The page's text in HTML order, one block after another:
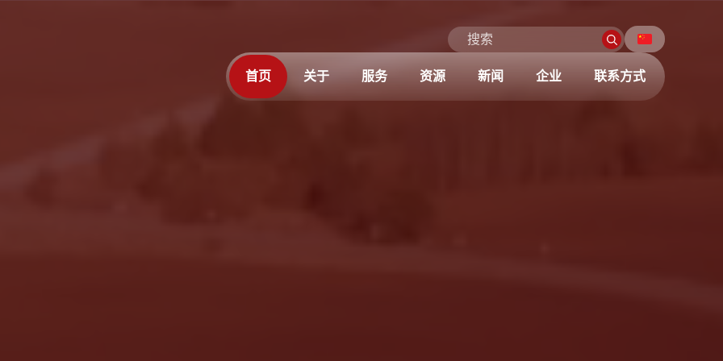
首页 关于 服务 资源 新闻 企业 联系方式